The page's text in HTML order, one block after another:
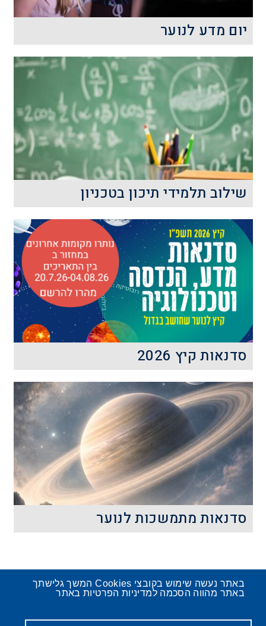
פעילות "יום מדע" היא פעילות חד יומית
העוסקת במגוון תחומי המדע, ההנדסה
והטכנולוגיה ובנויה משני חלקים. חלק
ראשון - הרצאות העשרה והדגמות. חלק שני
- פעילות התנסותית&nbsp;במעבדות
השונות
קרא עוד
יום מדע לנוער
תכנית המטפחת תלמידי תיכון
מצטיינים&nbsp;ומאפשרת להם ללמוד
קורסים אקדמיים בטכניון, במקביל
ללימודיהם בביה"ס
קרא עוד
שילוב תלמידי תיכון בטכניון
סדנאות מדע, הנדסה וטכנולוגיה לבני נוער.
ההרשמה לסדנאות תתקיים בין
התאריכים&nbsp;
קרא עוד
סדנאות קיץ 2026
סדנאות מתמשכות לנוער
באתר נעשה שימוש בקובצי Cookies המשך גלישתך
באתר מהווה הסכמה למדיניות הפרטיות באתר